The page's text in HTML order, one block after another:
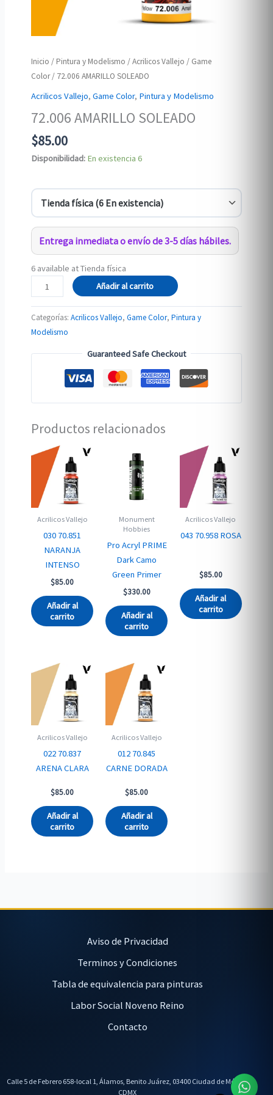
Inicio / Pintura y Modelismo /Acrilicos Vallejo / Game
Color/ 72.006 AMARILLO SOLEADO
Acrilicos Vallejo,Game Color, Pintura y Modelismo
72.006 AMARILLO SOLEADO
$85.00
Disponibilidad: En existencia 6
Entrega inmediata o envío de 3-5 días hábiles.
6 available at Tienda física
72.006
AMARILLO
SOLEADO
cantidad
Añadir al carrito
Categorías:Acrilicos Vallejo,Game Color,Pintura y
Modelismo
Guaranteed Safe Checkout
Productos relacionados
Acrilicos Vallejo
030 70.851
NARANJA
INTENSO
$85.00
Añadir al
carrito
Monument
Hobbies
Pro Acryl PRIME
Dark Camo
Green Primer
$330.00
Añadir al
carrito
Acrilicos Vallejo
043 70.958 ROSA
$85.00
Añadir al
carrito
Acrilicos Vallejo
022 70.837
ARENA CLARA
$85.00
Añadir al
carrito
Acrilicos Vallejo
012 70.845
CARNE DORADA
$85.00
Añadir al
carrito
Aviso de Privacidad
Terminos y Condiciones
Tabla de equivalencia para pinturas
Labor Social Noveno Reino
Contacto
Calle 5 de Febrero 658-local 1, Álamos, Benito Juárez, 03400 Ciudad de México,
CDMX